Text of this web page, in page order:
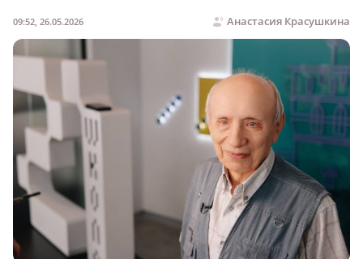
Анастасия Красушкина
09:52, 26.05.2026